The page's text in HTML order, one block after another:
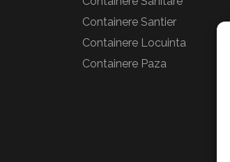
Containere Santier
Containere Locuinta
Containere Paza